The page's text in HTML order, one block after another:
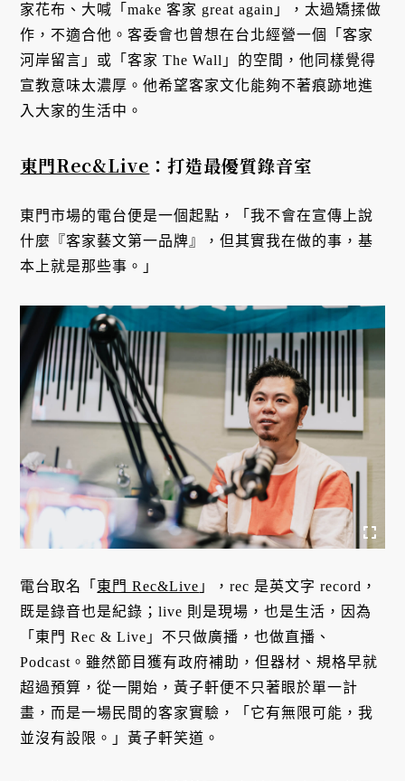
家花布、大喊「make 客家 great again」，太過矯揉做
作，不適合他。客委會也曾想在台北經營一個「客家
河岸留言」或「客家 The Wall」的空間，他同樣覺得
宣教意味太濃厚。他希望客家文化能夠不著痕跡地進
入大家的生活中。
東門Rec&Live ：打造最優質錄音室
東門市場的電台便是一個起點，「我不會在宣傳上說
什麼『客家藝文第一品牌』，但其實我在做的事，基
本上就是那些事。」
電台取名「 東門 Rec&Live 」，rec 是英文字 record，
既是錄音也是紀錄；live 則是現場，也是生活，因為
「東門 Rec & Live」不只做廣播，也做直播、
Podcast。雖然節目獲有政府補助，但器材、規格早就
超過預算，從一開始，黃子軒便不只著眼於單一計
畫，而是一場民間的客家實驗，「它有無限可能，我
並沒有設限。」黃子軒笑道。